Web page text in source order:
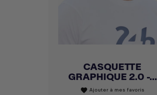
CASQUETTE
GRAPHIQUE 2.0 -...
favorite Ajouter à mes favoris